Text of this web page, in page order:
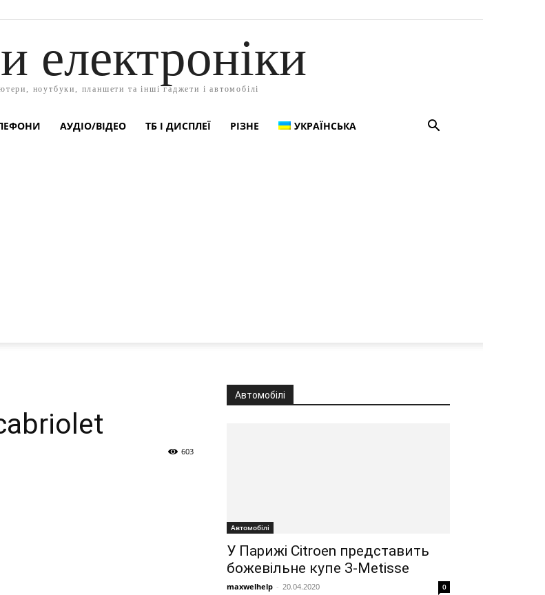
електроніки
ноутбуки, планшети та інші гаджети і автомобілі
АУДІО/ВІДЕО ТБ І ДИСПЛЕЇ РІЗНЕ УКРАЇНСЬКА
603
Автомобілі
Автомобілі
У Парижі Citroen представить
божевільне купе З-Metisse
maxwelhelp - 20.04.2020 0